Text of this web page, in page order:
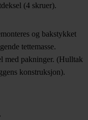
(4 skruer).
og bakstykket
tettemasse.
pakninger. (Hulltak
konstruksjon).